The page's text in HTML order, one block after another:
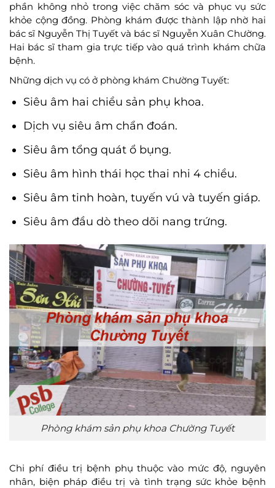
phần không nhỏ trong việc chăm sóc và phục vụ sức
khỏe cộng đồng. Phòng khám được thành lập nhờ hai
bác sĩ Nguyễn Thị Tuyết và bác sĩ Nguyễn Xuân Chường.
Hai bác sĩ tham gia trực tiếp vào quá trình khám chữa
bệnh.
Những dịch vụ có ở phòng khám Chường Tuyết:
Siêu âm hai chiều sản phụ khoa.
Dịch vụ siêu âm chẩn đoán.
Siêu âm tổng quát ổ bụng.
Siêu âm hình thái học thai nhi 4 chiều.
Siêu âm tinh hoàn, tuyến vú và tuyến giáp.
Siêu âm đầu dò theo dõi nang trứng.
Phòng khám sản phụ khoa Chường Tuyết
Chi phí điều trị bệnh phụ thuộc vào mức độ, nguyên
nhân, biện pháp điều trị và tình trạng sức khỏe bệnh